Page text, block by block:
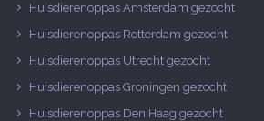
Huisdierenoppas Amsterdam gezocht
Huisdierenoppas Rotterdam gezocht
Huisdierenoppas Utrecht gezocht
Huisdierenoppas Groningen gezocht
Huisdierenoppas Den Haag gezocht